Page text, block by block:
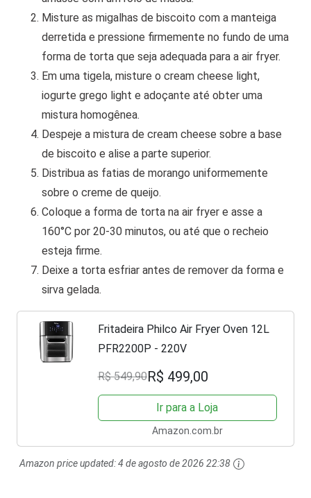
Misture as migalhas de biscoito com a manteiga
derretida e pressione firmemente no fundo de uma
forma de torta que seja adequada para a air fryer.
Em uma tigela, misture o cream cheese light,
iogurte grego light e adoçante até obter uma
mistura homogênea.
Despeje a mistura de cream cheese sobre a base
de biscoito e alise a parte superior.
Distribua as fatias de morango uniformemente
sobre o creme de queijo.
Coloque a forma de torta na air fryer e asse a
160°C por 20-30 minutos, ou até que o recheio
esteja firme.
Deixe a torta esfriar antes de remover da forma e
sirva gelada.
Fritadeira Philco Air Fryer Oven 12L
PFR2200P - 220V
R$ 549,90R$ 499,00
Ir para a Loja
Amazon.com.br
Amazon price updated:4 de agosto de 2026 22:38